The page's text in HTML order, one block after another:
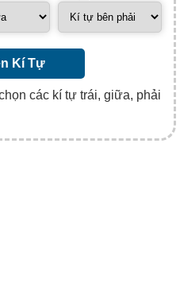
Kí Tự
các kí tự trái, giữa, phải